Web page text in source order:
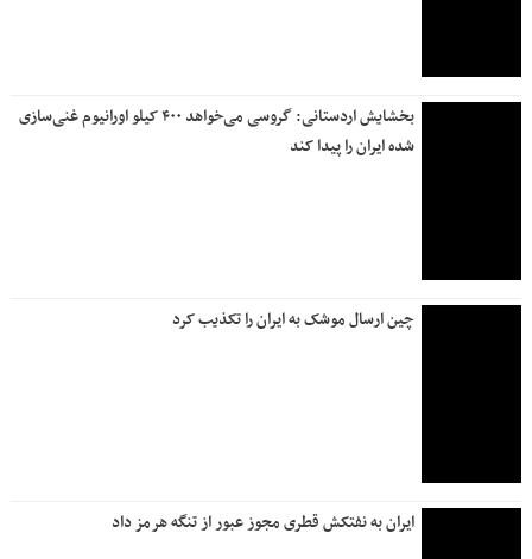
بخشایش اردستانی: گروسی می‌خواهد ۴۰۰ کیلو اورانیوم غنی‌سازی
شده ایران را پیدا کند
چین ارسال موشک به ایران را تکذیب کرد
ایران به نفتکش قطری مجوز عبور از تنگه هرمز داد